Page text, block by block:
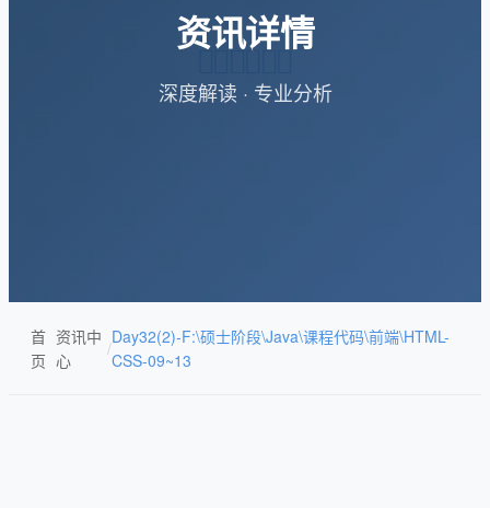
资讯详情
深度解读 · 专业分析
首
页
资讯中
心
/
Day32(2)-F:\硕士阶段\Java\课程代码\前端\HTML-
CSS-09~13